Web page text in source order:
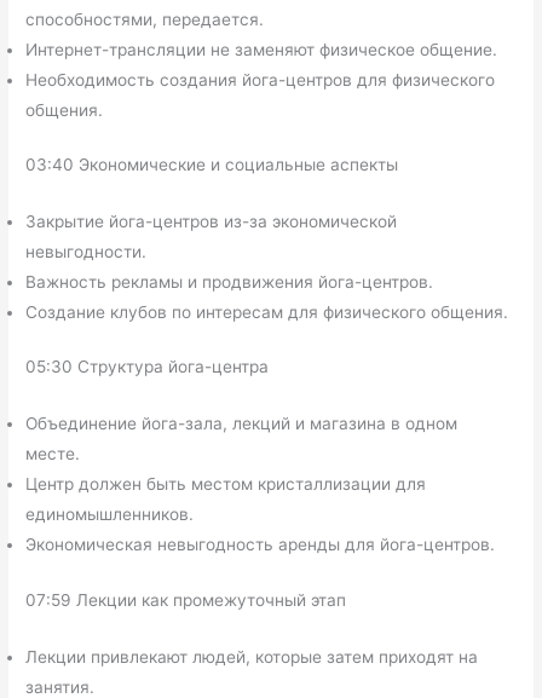
способностями, передается.
Интернет-трансляции не заменяют физическое общение.
Необходимость создания йога-центров для физического
общения.
03:40 Экономические и социальные аспекты
Закрытие йога-центров из-за экономической
невыгодности.
Важность рекламы и продвижения йога-центров.
Создание клубов по интересам для физического общения.
05:30 Структура йога-центра
Объединение йога-зала, лекций и магазина в одном
месте.
Центр должен быть местом кристаллизации для
единомышленников.
Экономическая невыгодность аренды для йога-центров.
07:59 Лекции как промежуточный этап
Лекции привлекают людей, которые затем приходят на
занятия.